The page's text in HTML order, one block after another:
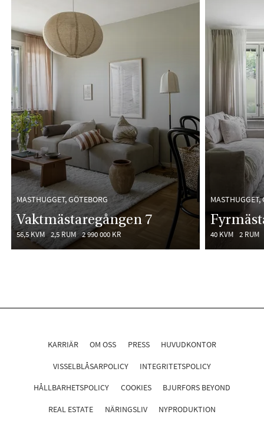
MASTHUGGET, GÖTEBORG
Vaktmästaregången 7
56,5 KVM 2,5 RUM 2 990 000 KR
MASTHUGGET,
40 KVM 2 RUM
KARRIÄR OM OSS PRESS HUVUDKONTOR
VISSELBLÅSARPOLICY INTEGRITETSPOLICY
HÅLLBARHETSPOLICY COOKIES BJURFORS BEYOND
REAL ESTATE NÄRINGSLIV NYPRODUKTION